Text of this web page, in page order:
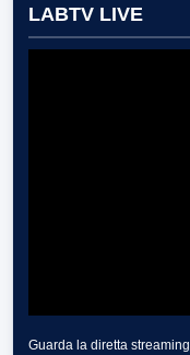
LABTV LIVE
Guarda la diretta streaming